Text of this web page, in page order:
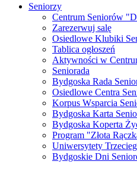
Seniorzy
Centrum Seniorów
Zarezerwuj salę
Osiedlowe Klubiki
Tablica ogłoszeń
Aktywności w
Seniorada
Bydgoska Rada
Osiedlowe Centra
Korpus Wsparcia
Bydgoska Karta
Bydgoska Koperta
Program "Złota
Uniwersytety
Bydgoskie Dni